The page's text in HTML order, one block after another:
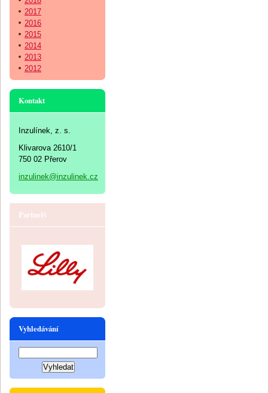
2017
2016
2015
2014
2013
2012
Kontakt
Inzulínek, z. s.
Klivarova 2610/1
750 02 Přerov
inzulinek@inzulinek.cz
Partneři
Vyhledávání